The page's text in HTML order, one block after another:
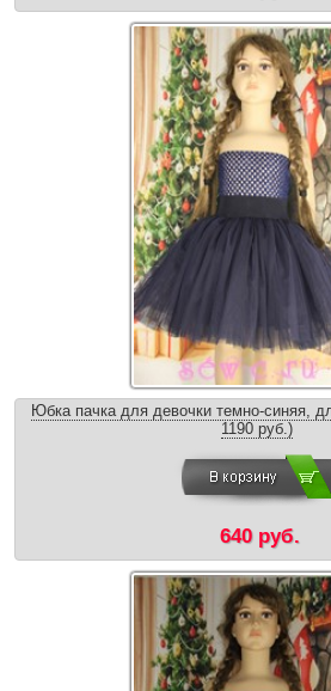
Юбка пачка для девочки темно-синяя,
1190 руб.)
640 руб.